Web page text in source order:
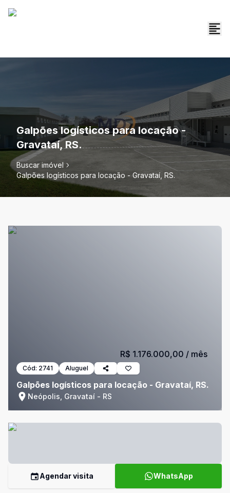
Galpões logísticos para locação -
Gravataí, RS.
Buscar imóvel
Galpões logísticos para locação - Gravataí, RS.
Cód: 2741 Aluguel
Galpões logísticos para locação - Gravataí, RS.
Neópolis, Gravataí - RS
R$ 1.176.000,00 / mês
Agendar visita WhatsApp